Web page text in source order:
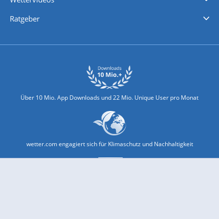
Ratgeber
Über 10 Mio. App Downloads und 22 Mio. Unique User pro Monat
wetter.com engagiert sich für Klimaschutz und Nachhaltigkeit